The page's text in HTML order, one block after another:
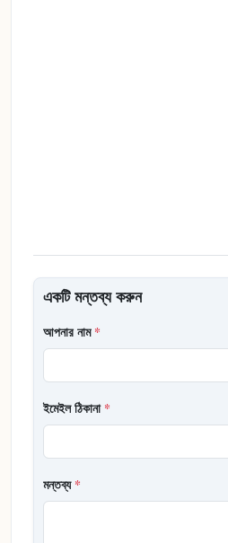
একটি মন্তব্য করুন
আপনার নাম*
ইমেইল ঠিকানা*
মন্তব্য*